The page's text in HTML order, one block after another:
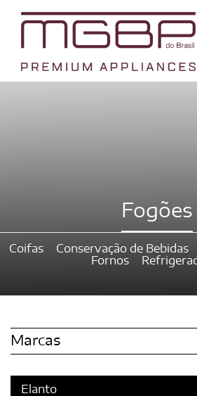
Fogões
Coifas Conservação de Bebidas
Fornos
Marcas
Elanto